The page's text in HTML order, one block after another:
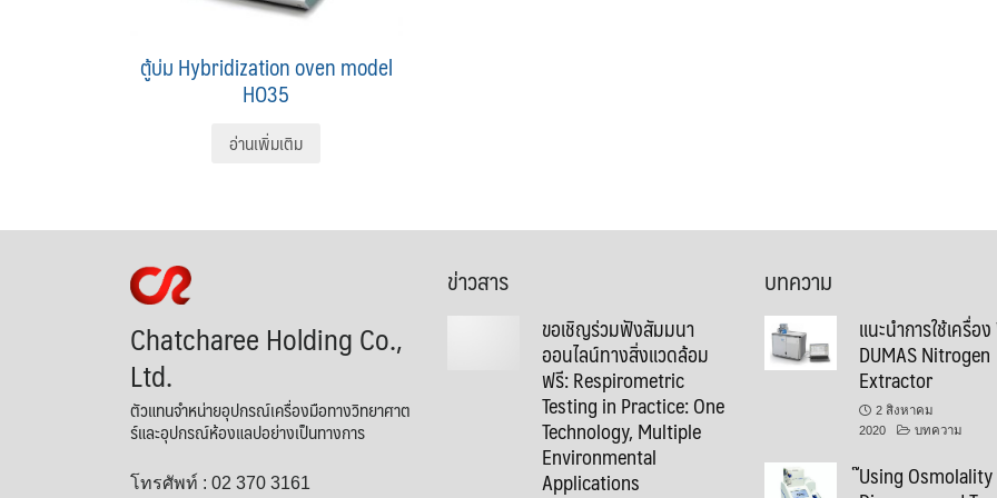
ตู้บ่ม Hybridization oven model
HO35
อ่านเพิ่มเติม
Chatcharee Holding Co.,
Ltd.
ตัวแทนจำหน่ายอุปกรณ์เครื่องมือทางวิทยาศาต
ร์และอุปกรณ์ห้องแลปอย่างเป็นทางการ
โทรศัพท์ : 02 370 3161
ข่าวสาร
ขอเชิญร่วมฟังสัมมนา
ออนไลน์ทางสิ่งแวดล้อม
ฟรี: Respirometric
Testing in Practice: One
Technology, Multiple
Environmental
Applications
บทความ
แนะนำการใช้เครื่อ
DUMAS Nitrogen
Extractor
2 สิงหาคม
2020
บทความ
Using